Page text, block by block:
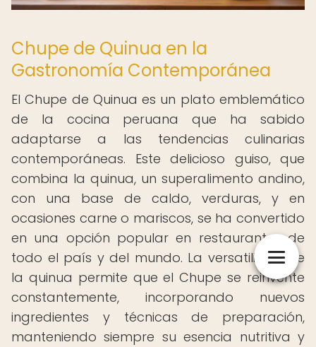
Chupe de Quinua en la
Gastronomía Contemporánea
El Chupe de Quinua es un plato emblemático
de la cocina peruana que ha sabido
adaptarse a las tendencias culinarias
contemporáneas. Este delicioso guiso, que
combina la quinua, un superalimento andino,
con una base de caldo, verduras, y en
ocasiones carne o mariscos, se ha convertido
en una opción popular en restaurantes de
todo el país y del mundo. La versatilidad de
la quinua permite que el Chupe se reinvente
constantemente, incorporando nuevos
ingredientes y técnicas de preparación,
manteniendo siempre su esencia nutritiva y